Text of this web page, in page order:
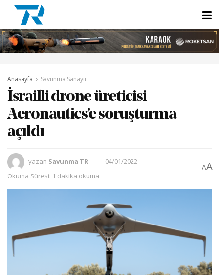
Anasayfa Savunma Sanayii
İsrailli drone üreticisi
Aeronautics’e soruşturma
açıldı
yazan Savunma TR
04/01/2022
Okuma Süresi: 1 dakika okuma
AA